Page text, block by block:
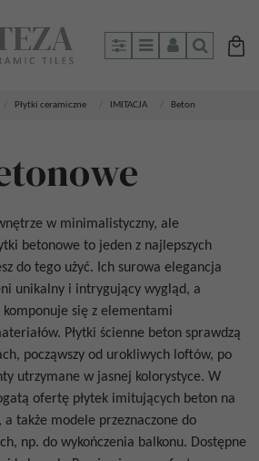
PanelMenuPanelSzukaj
Płytki ceramiczne IMITACJA Beton
w minimalistyczny, ale
betonowe to jeden z najlepszych
do tego użyć. Ich surowa elegancja
unikalny i intrygujący wygląd, a
komponuje się z elementami
Płytki ścienne beton sprawdzą
począwszy od urokliwych loftów, po
utrzymane w jasnej kolorystyce. W
ofertę płytek imitujących beton na
a także modele przeznaczone do
np. do wykończenia balkonu. Dostępne